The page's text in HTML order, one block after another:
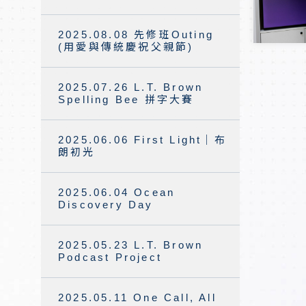
2025.08.08 先修班Outing
(用愛與傳統慶祝父親節)
2025.07.26 L.T. Brown
Spelling Bee 拼字大賽
2025.06.06 First Light｜布
朗初光
2025.06.04 Ocean
Discovery Day
2025.05.23 L.T. Brown
Podcast Project
2025.05.11 One Call, All